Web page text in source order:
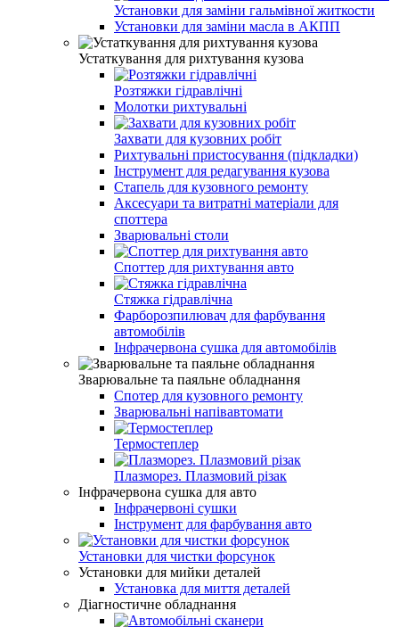
Установки для заміни гальмівної житкости
Установки для заміни масла в АКПП
Устаткування для рихтування кузова
Розтяжки гідравлічні
Молотки рихтувальні
Захвати для кузовних робіт
Рихтувальні пристосування (підкладки)
Інструмент для редагування кузова
Стапель для кузовного ремонту
Аксесуари та витратні матеріали для
споттера
Зварювальні столи
Споттер для рихтування авто
Стяжка гідравлічна
Фарборозпилювач для фарбування
автомобілів
Інфрачервона сушка для автомобілів
Зварювальне та паяльне обладнання
Спотер для кузовного ремонту
Зварювальні напівавтомати
Термостеплер
Плазморез. Плазмовий різак
Інфрачервона сушка для авто
Інфрачервоні сушки
Інструмент для фарбування авто
Установки для чистки форсунок
Установки для мийки деталей
Установка для миття деталей
Діагностичне обладнання